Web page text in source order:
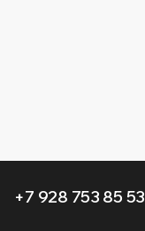
+7 928 753 85 53